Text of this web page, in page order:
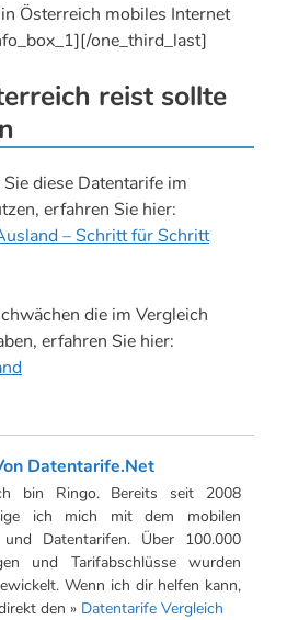
Österreich mobiles Internet
one_third_last]
reist sollte
diese Datentarife im
erfahren Sie hier:
– Schritt für Schritt
die im Vergleich
erfahren Sie hier:
Datentarife.net
bin Ringo. Bereits seit 2008
ich mich mit dem mobilen
Datentarifen. Über 100.000
und Tarifabschlüsse wurden
Wenn ich dir helfen kann,
den » Datentarife Vergleich